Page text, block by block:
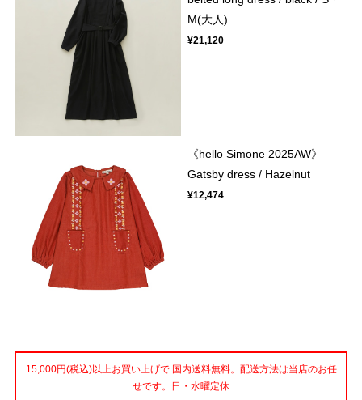
M(大人)
¥21,120
《hello Simone 2025AW》
Gatsby dress / Hazelnut
¥12,474
15,000円(税込)以上お買い上げで 国内送料無料。配送方法は当店のお任
せです。日・水曜定休